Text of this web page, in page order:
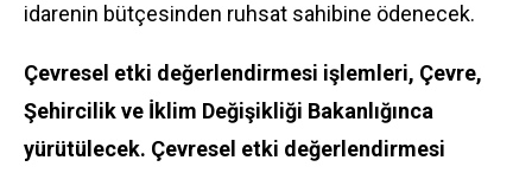
idarenin bütçesinden ruhsat sahibine ödenecek.
Çevresel etki değerlendirmesi işlemleri, Çevre,
Şehircilik ve İklim Değişikliği Bakanlığınca
yürütülecek. Çevresel etki değerlendirmesi